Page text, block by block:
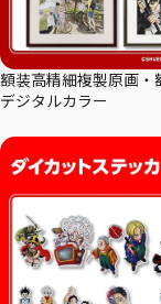
額装高精細複製原画・
デジタルカラー